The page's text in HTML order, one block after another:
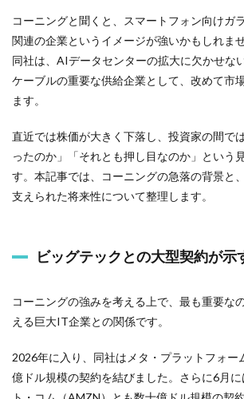
コーニングと聞くと、スマートフォン向けガ
関連の企業というイメージが強いかもしれま
同社は、AIデータセンターの拡大に欠かせな
ケーブルの重要な供給企業として、改めて市
ます。
直近では株価が大きく下落し、投資家の間で
ったのか」「それとも押し目なのか」という
す。本記事では、コーニングの急落の背景と
支えられた将来性について整理します。
ビッグテックとの大型契約が示
コーニングの強みを考える上で、最も重要な
える巨大IT企業との関係です。
2026年に入り、同社はメタ・プラットフォー
億ドル規模の契約を結びました。さらに6月